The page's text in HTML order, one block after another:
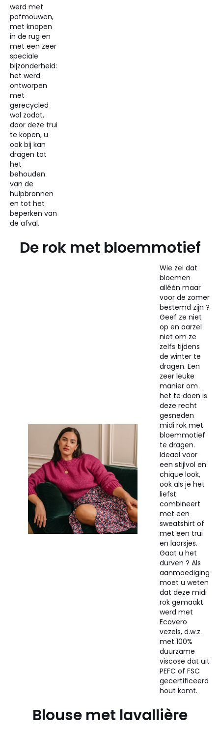
werd met
pofmouwen,
met knopen
in de rug en
met een zeer
speciale
bijzonderheid:
het werd
ontworpen
met
gerecycled
wol zodat,
door deze trui
te kopen, u
ook bij kan
dragen tot
het
behouden
van de
hulpbronnen
en tot het
beperken van
de afval.
De rok met bloemmotief
Wie zei dat
bloemen
alléén maar
voor de zomer
bestemd zijn ?
Geef ze niet
op en aarzel
niet om ze
zelfs tijdens
de winter te
dragen. Een
zeer leuke
manier om
het te doen is
deze recht
gesneden
midi rok met
bloemmotief
te dragen.
Ideaal voor
een stijlvol en
chique look,
ook als je het
liefst
combineert
met een
sweatshirt of
met een trui
en laarsjes.
Gaat u het
durven ? Als
aanmoediging
moet u weten
dat deze midi
rok gemaakt
werd met
Ecovero
vezels, d.w.z.
met 100%
duurzame
viscose dat uit
PEFC of FSC
gecertificeerd
hout komt.
Blouse met lavallière